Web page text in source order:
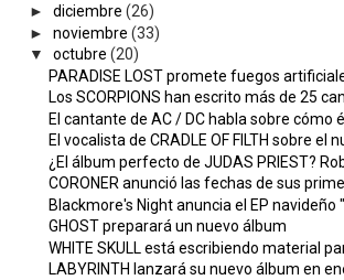
► diciembre (26)
► noviembre (33)
▼
octubre (20)
PARADISE LOST promete fuegos
Los SCORPIONS han escrito más de 25
El cantante de AC / DC habla sobre cómo él
El vocalista de CRADLE OF FILTH sobre el
¿El álbum perfecto de JUDAS PRIEST? Rob
CORONER anunció las fechas de sus
Blackmore's Night anuncia el EP navideño
GHOST preparará un nuevo álbum
WHITE SKULL está escribiendo material
LABYRINTH lanzará su nuevo álbum en